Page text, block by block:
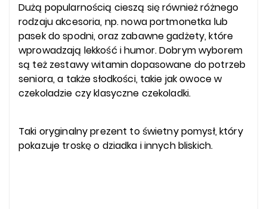
Dużą popularnością cieszą się również różnego
rodzaju akcesoria, np. nowa portmonetka lub
pasek do spodni, oraz zabawne gadżety, które
wprowadzają lekkość i humor. Dobrym wyborem
są też zestawy witamin dopasowane do potrzeb
seniora, a także słodkości, takie jak owoce w
czekoladzie czy klasyczne czekoladki.
Taki oryginalny prezent to świetny pomysł, który
pokazuje troskę o dziadka i innych bliskich.